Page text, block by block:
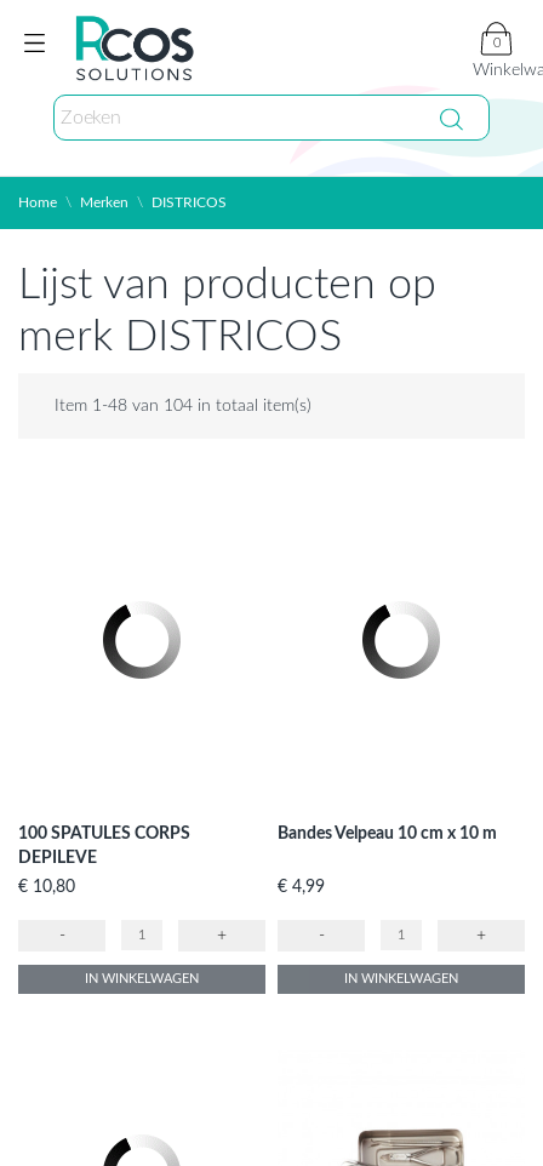
0
Home Merken DISTRICOS
Lijst van producten op
merk DISTRICOS
Item 1-48 van 104 in totaal item(s)
100 SPATULES CORPS
DEPILEVE
Prijs
€ 10,80
- +
IN WINKELWAGEN
Bandes Velpeau 10 cm x 10 m
Prijs
€ 4,99
- +
IN WINKELWAGEN